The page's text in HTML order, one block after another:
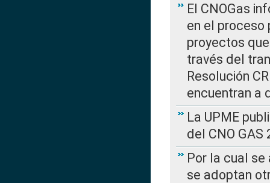
El CNOGas
en el proceso
proyectos
través del
Resolución
encuentran a
La UPME
del CNO
Por la cual
se adoptan